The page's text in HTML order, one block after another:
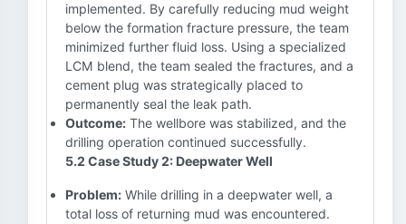
implemented. By carefully reducing mud weight
below the formation fracture pressure, the team
minimized further fluid loss. Using a specialized
LCM blend, the team sealed the fractures, and a
cement plug was strategically placed to
permanently seal the leak path.
Outcome: The wellbore was stabilized, and the
drilling operation continued successfully.
5.2 Case Study 2: Deepwater Well
Problem: While drilling in a deepwater well, a
total loss of returning mud was encountered.